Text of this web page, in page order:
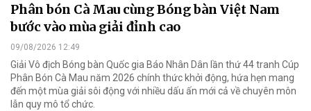
Phân bón Cà Mau cùng Bóng bàn Việt Nam
bước vào mùa giải đỉnh cao
09/08/2026 12:49
Giải Vô địch Bóng bàn Quốc gia Báo Nhân Dân lần thứ 44 tranh Cúp
Phân Bón Cà Mau năm 2026 chính thức khởi động, hứa hẹn mang
đến một mùa giải sôi động với nhiều dấu ấn mới cả về chuyên môn
lẫn quy mô tổ chức.